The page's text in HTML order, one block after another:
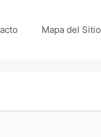
Mapa del Sitio